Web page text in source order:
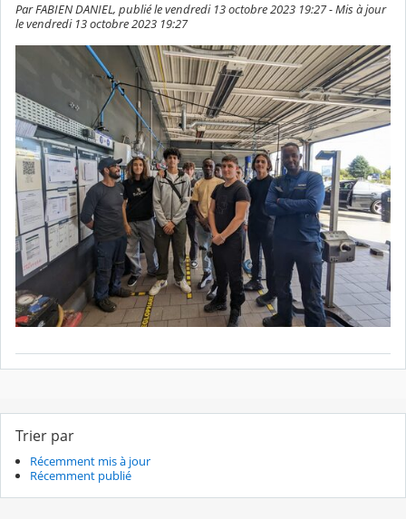
Par FABIEN DANIEL, publié le vendredi 13 octobre 2023 19:27 - Mis à jour
le vendredi 13 octobre 2023 19:27
Trier par
Récemment mis à jour
Récemment publié